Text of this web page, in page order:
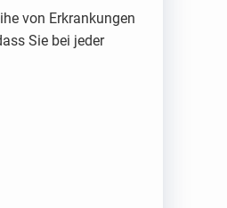
von Erkrankungen
Sie bei jeder